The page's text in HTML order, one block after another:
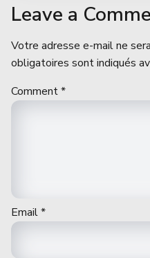
Leave a
Votre adresse e-mail ne
obligatoires sont indiqués
Comment*
Email*